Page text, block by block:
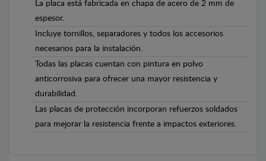
La placa está fabricada en chapa de acero de 2 mm de
espesor.
Incluye tornillos, separadores y todos los accesorios
necesarios para la instalación.
Todas las placas cuentan con pintura en polvo
anticorrosiva para ofrecer una mayor resistencia y
durabilidad.
Las placas de protección incorporan refuerzos soldados
para mejorar la resistencia frente a impactos exteriores.